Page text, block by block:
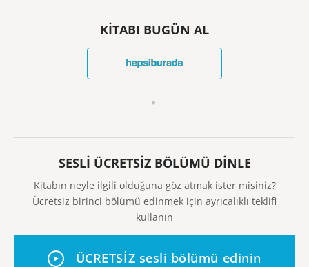
KİTABI BUGÜN AL
SESLİ ÜCRETSİZ BÖLÜMÜ DİNLE
Kitabın neyle ilgili olduğuna göz atmak ister misiniz?
Ücretsiz birinci bölümü edinmek için ayrıcalıklı teklifi
kullanın
ÜCRETSİZ sesli bölümü edinin